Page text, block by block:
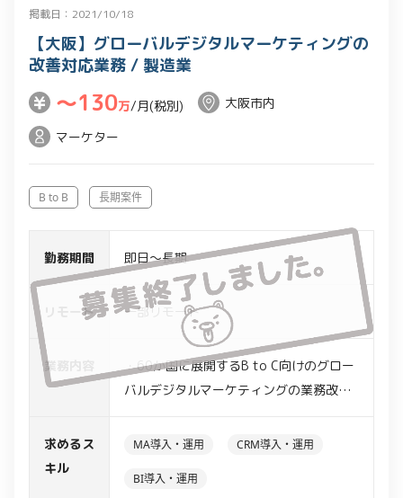
掲載日：2021/10/18
【大阪】グローバルデジタルマーケティングの
改善対応業務 / 製造業
〜130万/月(税別)
大阪市内
マーケター
B to B 長期案件
勤務期間 即日〜長期
リモート 一部リモート
業務内容
・60か国に展開するB to C向けのグロー
バルデジタルマーケティングの業務改善
・ECサイトへのチャットボット導入、導
せて検討
求めるス
キル
MA導入・運用 CRM導入・運用
BI導入・運用